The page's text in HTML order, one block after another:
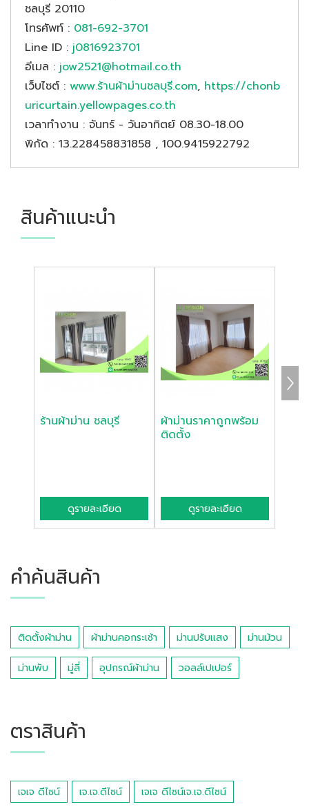
ชลบุรี 20110
โทรศัพท์ : 081-692-3701
Line ID : j0816923701
อีเมล : jow2521@hotmail.co.th
เว็บไซต์ : www.ร้านผ้าม่านชลบุรี.com, https://chonb
uricurtain.yellowpages.co.th
เวลาทำงาน : จันทร์ - วันอาทิตย์ 08.30-18.00
พิกัด : 13.228458831858 , 100.9415922792
สินค้าแนะนำ
ร้านผ้าม่าน ชลบุรี
ดูรายละเอียด
ผ้าม่านราคาถูกพร้อม
ติดตั้ง
ดูรายละเอียด
คำค้นสินค้า
ติดตั้งผ้าม่าน ผ้าม่านคอกระเช้า ม่านปรับแสง ม่านม้วน
ม่านพับ มู่ลี่ อุปกรณ์ผ้าม่าน วอลล์เปเปอร์
ตราสินค้า
เจเจ ดีไซน์ เจ.เจ.ดีไซน์ เจเจ ดีไซน์เจ.เจ.ดีไซน์